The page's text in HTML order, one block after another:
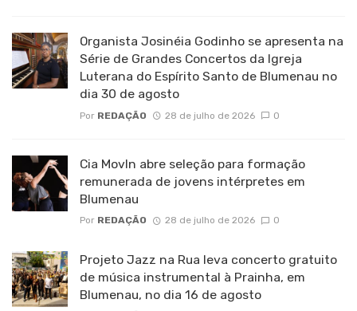
Organista Josinéia Godinho se apresenta na
Série de Grandes Concertos da Igreja
Luterana do Espírito Santo de Blumenau no
dia 30 de agosto
Por REDAÇÃO 28 de julho de 2026 0
Cia MovIn abre seleção para formação
remunerada de jovens intérpretes em
Blumenau
Por REDAÇÃO 28 de julho de 2026 0
Projeto Jazz na Rua leva concerto gratuito
de música instrumental à Prainha, em
Blumenau, no dia 16 de agosto